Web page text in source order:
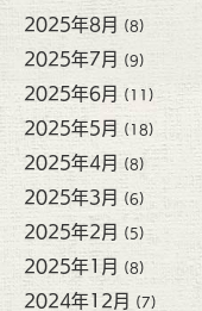
2025年8月 (8)
2025年7月 (9)
2025年6月 (11)
2025年5月 (18)
2025年4月 (8)
2025年3月 (6)
2025年2月 (5)
2025年1月 (8)
2024年12月 (7)